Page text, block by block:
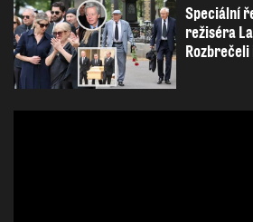
Speciální
režiséra